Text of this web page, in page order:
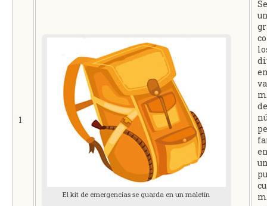
1
El kit de emergencias se guarda en un maletín